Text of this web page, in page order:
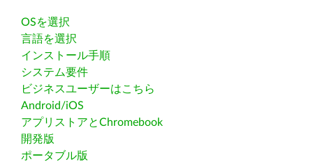
OSを選択
言語を選択
インストール手順
システム要件
ビジネスユーザーはこちら
Android/iOS
アプリストアとChromebook
開発版
ポータブル版